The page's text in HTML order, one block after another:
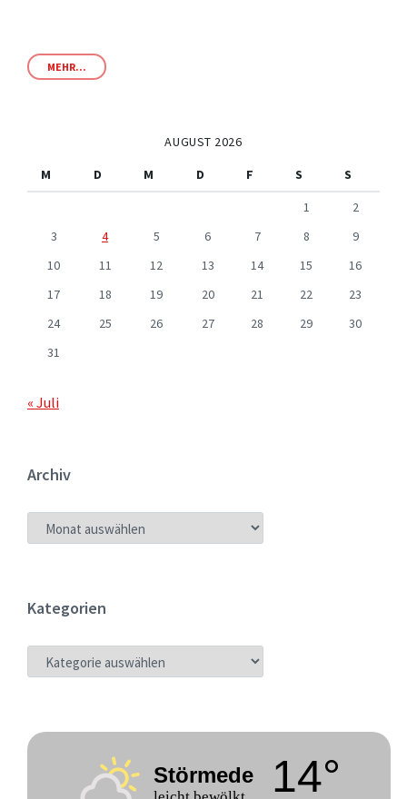
MEHR...
AUGUST 2026
M
D M D F S
S
1
2
3
4 5 6 7 8
9
10
11 12 13 14 15
16
17
18 19 20 21 22
23
24
25 26 27 28 29
30
31
« Juli
Archiv
ARCHIV
Kategorien
KATEGORIEN
Störmede 14°